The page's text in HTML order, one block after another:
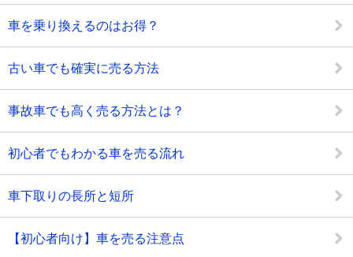
車を乗り換えるのはお得？
古い車でも確実に売る方法
事故車でも高く売る方法とは？
初心者でもわかる車を売る流れ
車下取りの長所と短所
【初心者向け】車を売る注意点